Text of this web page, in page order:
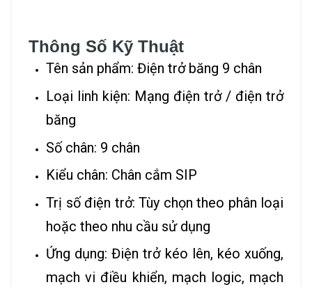
Thông Số Kỹ Thuật
Tên sản phẩm: Điện trở băng 9 chân
Loại linh kiện: Mạng điện trở / điện trở
băng
Số chân: 9 chân
Kiểu chân: Chân cắm SIP
Trị số điện trở: Tùy chọn theo phân loại
hoặc theo nhu cầu sử dụng
Ứng dụng: Điện trở kéo lên, kéo xuống,
mạch vi điều khiển, mạch logic, mạch